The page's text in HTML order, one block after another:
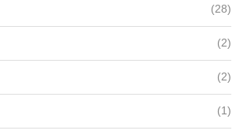
(28)
(2)
(2)
(1)